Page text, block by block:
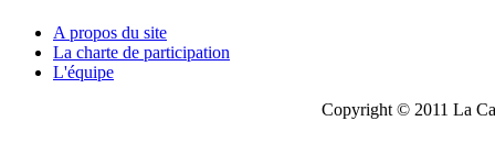
A propos du site
La charte de participation
L'équipe
Copyright © 2011 La